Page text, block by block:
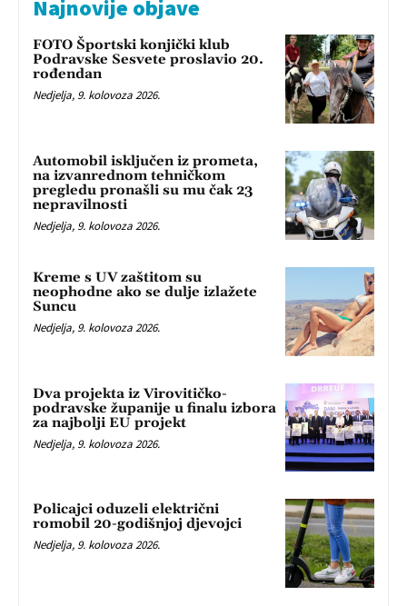
Najnovije objave
FOTO Športski konjički klub
Podravske Sesvete proslavio 20.
rođendan
Nedjelja, 9. kolovoza 2026.
Automobil isključen iz prometa,
na izvanrednom tehničkom
pregledu pronašli su mu čak 23
nepravilnosti
Nedjelja, 9. kolovoza 2026.
Kreme s UV zaštitom su
neophodne ako se dulje izlažete
Suncu
Nedjelja, 9. kolovoza 2026.
Dva projekta iz Virovitičko-
podravske županije u finalu izbora
za najbolji EU projekt
Nedjelja, 9. kolovoza 2026.
Policajci oduzeli električni
romobil 20-godišnjoj djevojci
Nedjelja, 9. kolovoza 2026.